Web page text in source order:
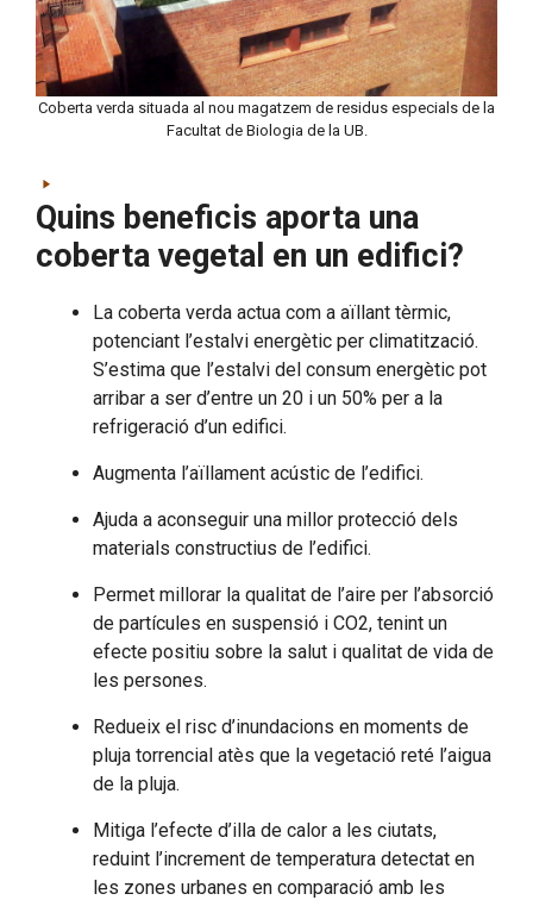
Coberta verda situada al nou magatzem de residus especials de la
Facultat de Biologia de la UB.
Quins beneficis aporta una
coberta vegetal en un edifici?
La coberta verda actua com a aïllant tèrmic,
potenciant l’estalvi energètic per climatització.
S’estima que l’estalvi del consum energètic pot
arribar a ser d’entre un 20 i un 50% per a la
refrigeració d’un edifici.
Augmenta l’aïllament acústic de l’edifici.
Ajuda a aconseguir una millor protecció dels
materials constructius de l’edifici.
Permet millorar la qualitat de l’aire per l’absorció
de partícules en suspensió i CO2, tenint un
efecte positiu sobre la salut i qualitat de vida de
les persones.
Redueix el risc d’inundacions en moments de
pluja torrencial atès que la vegetació reté l’aigua
de la pluja.
Mitiga l’efecte d’illa de calor a les ciutats,
reduint l’increment de temperatura detectat en
les zones urbanes en comparació amb les